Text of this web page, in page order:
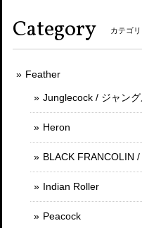
Category カテゴ
Feather
Junglecock / ジャング
Heron
BLACK FRANCOLIN
Indian Roller
Peacock